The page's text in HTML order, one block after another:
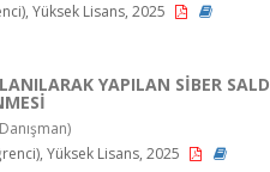
Yüksek Lisans, 2025
YAPILAN SİBER
Yüksek Lisans, 2025